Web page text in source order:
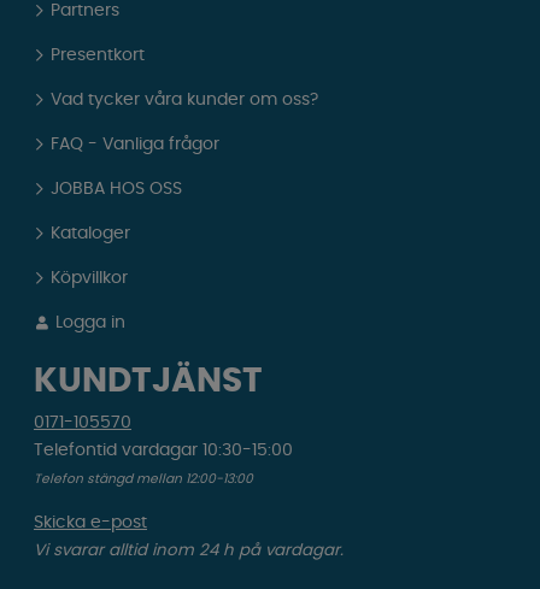
Partners
Presentkort
Vad tycker våra kunder om oss?
FAQ - Vanliga frågor
JOBBA HOS OSS
Kataloger
Köpvillkor
Logga in
KUNDTJÄNST
0171-105570
Telefontid vardagar 10:30-15:00
Telefon stängd mellan 12:00-13:00
Skicka e-post
Vi svarar alltid inom 24 h på vardagar.